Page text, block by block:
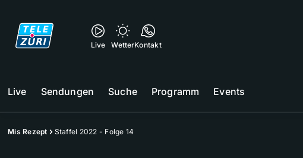
Live WetterKontakt
Live Sendungen Suche Programm Events
Mis Rezept Staffel 2022 - Folge 14